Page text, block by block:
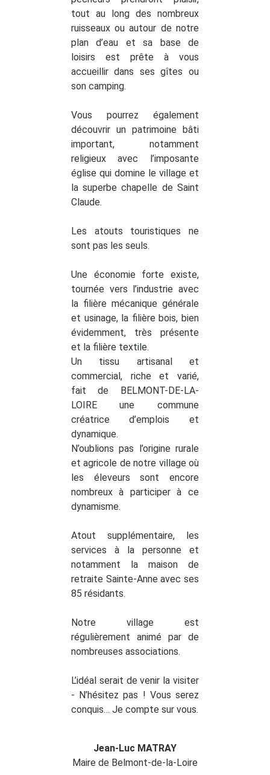
tout au long des nombreux
ruisseaux ou autour de notre
plan d’eau et sa base de
loisirs est prête à vous
accueillir dans ses gîtes ou
son camping.
Vous pourrez également
découvrir un patrimoine bâti
important, notamment
religieux avec l’imposante
église qui domine le village et
la superbe chapelle de Saint
Claude.
Les atouts touristiques ne
sont pas les seuls.
Une économie forte existe,
tournée vers l’industrie avec
la filière mécanique générale
et usinage, la filière bois, bien
évidemment, très présente
et la filière textile.
Un tissu artisanal et
commercial, riche et varié,
fait de BELMONT-DE-LA-
LOIRE une commune
créatrice d’emplois et
dynamique.
N’oublions pas l’origine rurale
et agricole de notre village où
les éleveurs sont encore
nombreux à participer à ce
dynamisme.
Atout supplémentaire, les
services à la personne et
notamment la maison de
retraite Sainte-Anne avec ses
85 résidants.
Notre village est
régulièrement animé par de
nombreuses associations.
L’idéal serait de venir la visiter
- N’hésitez pas ! Vous serez
conquis… Je compte sur vous.
Jean-Luc MATRAY
Maire de Belmont-de-la-Loire